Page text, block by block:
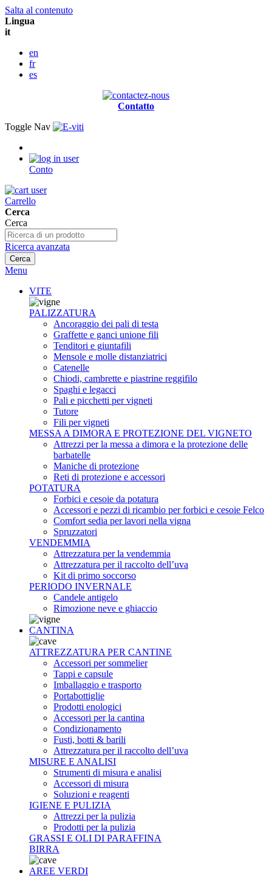
Salta al contenuto
Lingua
it
en
fr
es
Contatto
Toggle Nav
Conto
Carrello
Cerca
Cerca
Ricerca avanzata
Cerca
Menu
VITE
PALIZZATURA
Ancoraggio dei pali di testa
Graffette e ganci unione fili
Tenditori e giuntafili
Mensole e molle distanziatrici
Catenelle
Chiodi, cambrette e piastrine reggifilo
Spaghi e legacci
Pali e picchetti per vigneti
Tutore
Fili per vigneti
MESSA A DIMORA E PROTEZIONE DEL VIGNETO
Attrezzi per la messa a dimora e la protezione delle
barbatelle
Maniche di protezione
Reti di protezione e accessori
POTATURA
Forbici e cesoie da potatura
Accessori e pezzi di ricambio per forbici e cesoie Felco
Comfort sedia per lavori nella vigna
Spruzzatori
VENDEMMIA
Attrezzatura per la vendemmia
Attrezzatura per il raccolto dell’uva
Kit di primo soccorso
PERIODO INVERNALE
Candele antigelo
Rimozione neve e ghiaccio
CANTINA
ATTREZZATURA PER CANTINE
Accessori per sommelier
Tappi e capsule
Imballaggio e trasporto
Portabottiglie
Prodotti enologici
Accessori per la cantina
Condizionamento
Fusti, botti & barili
Attrezzatura per il raccolto dell’uva
MISURE E ANALISI
Strumenti di misura e analisi
Accessori di misura
Soluzioni e reagenti
IGIENE E PULIZIA
Attrezzi per la pulizia
Prodotti per la pulizia
GRASSI E OLI DI PARAFFINA
BIRRA
AREE VERDI